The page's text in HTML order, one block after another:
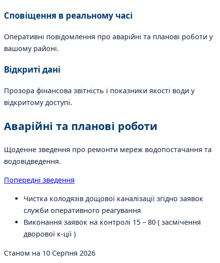
Сповіщення в реальному часі
Оперативні повідомлення про аварійні та планові роботи у
вашому районі.
Відкриті дані
Прозора фінансова звітність і показники якості води у
відкритому доступі.
Аварійні та планові роботи
Щоденне зведення про ремонти мереж водопостачання та
водовідведення.
Попередні зведення
Чистка колодязів дощової каналізації згідно заявок
служби оперативного реагування
Виконання заявок на контролі 15 – 80 ( засмічення
дворової к-ції )
Станом на 10 Серпня 2026